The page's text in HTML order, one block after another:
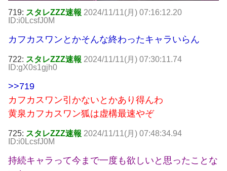
719: スタレZZZ速報 2024/11/11(月) 07:16:12.20
ID:i0LcsfJ0M
カフカスワンとかそんな終わったキャラいらん
722: スタレZZZ速報 2024/11/11(月) 07:30:11.74
ID:gX0s1gjh0
>>719
カフカスワン引かないとかあり得んわ
黄泉カフカスワン狐は虚構最速やぞ
725: スタレZZZ速報 2024/11/11(月) 07:48:34.94
ID:i0LcsfJ0M
持続キャラって今まで一度も欲しいと思ったことな